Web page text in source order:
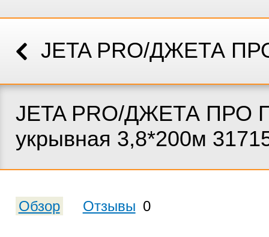
JETA PRO/ДЖЕТА
JETA PRO/ДЖЕТА ПРО
укрывная 3,8*200м
Обзор Отзывы 0